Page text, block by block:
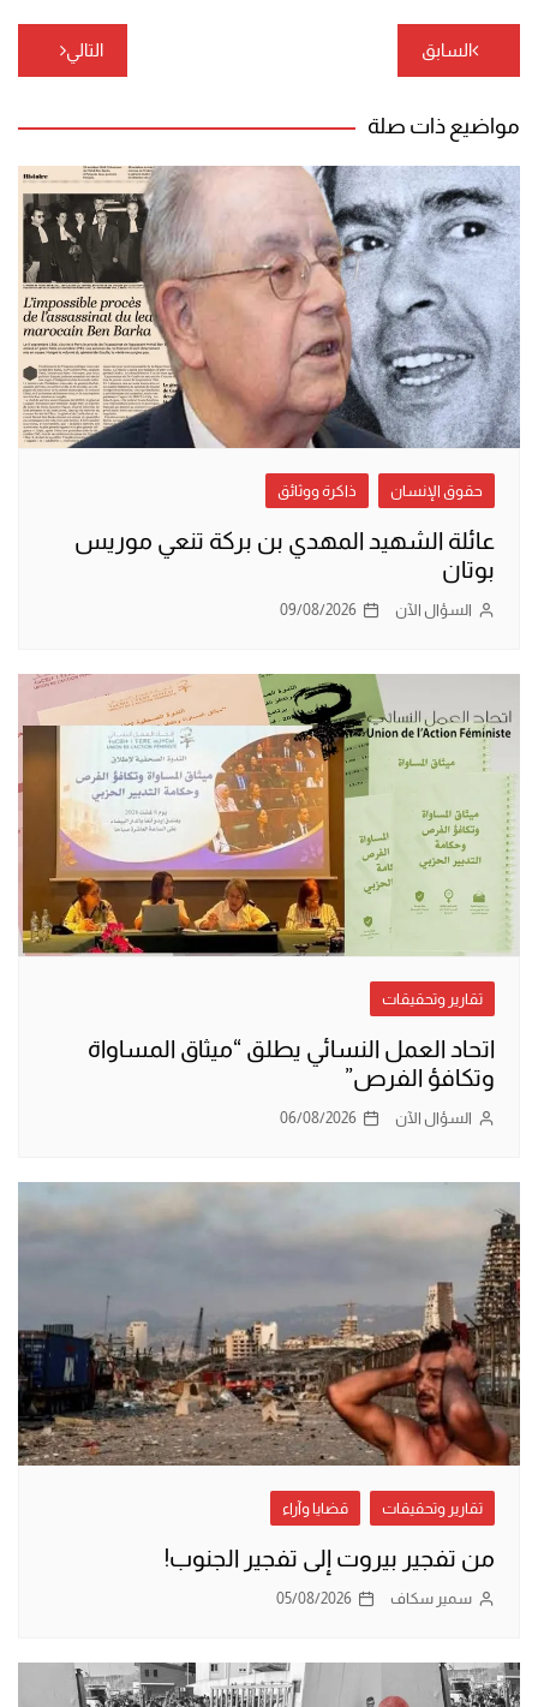
تصفّح
المقالات
السابق التالي
مواضيع ذات صلة
حقوق الإنسان ذاكرة ووثائق
عائلة الشهيد المهدي بن بركة تنعي موريس
بوتان
السؤال الآن 09/08/2026
تقارير وتحقيقات
اتحاد العمل النسائي يطلق “ميثاق المساواة
وتكافؤ الفرص”
السؤال الآن 06/08/2026
تقارير وتحقيقات قضايا وآراء
من تفجير بيروت إلى تفجير الجنوب!
سمير سكاف 05/08/2026